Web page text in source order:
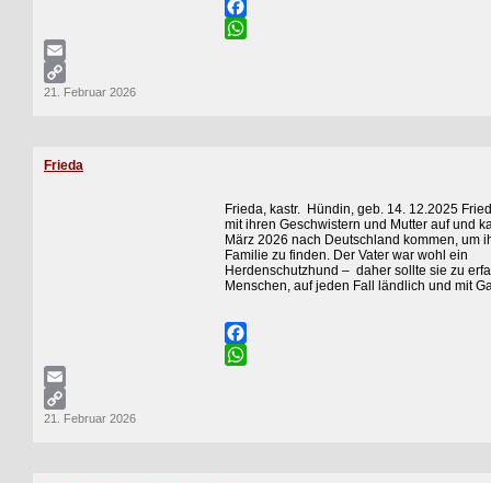
Facebook
WhatsApp
Email
Copy
21. Februar 2026
Frieda
Frieda, kastr. Hündin, geb. 14. 12.2025
mit ihren Geschwistern und Mutter auf und
März 2026 nach Deutschland kommen, um
Familie zu finden. Der Vater war wohl ein
Herdenschutzhund – daher sollte sie zu
Menschen, auf jeden Fall ländlich und mit
Facebook
WhatsApp
Email
Copy
21. Februar 2026